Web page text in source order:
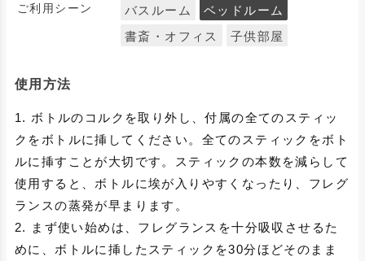
に問題はございませんので、時間の経過とともに変化す
る色味もお楽しみください。
ご利用シーン
バスルーム
ベッドルーム
書斎・オフィス
子供部屋
使用方法
1. ボトルのコルクを取り外し、付属の全てのスティッ
クをボトルに挿してください。全てのスティックをボト
ルに挿すことが大切です。スティックの本数を減らして
使用すると、ボトルに埃が入りやすくなったり、フレグ
ランスの蒸発が早まります。
2. まず使い始めは、フレグランスを十分吸収させるた
めに、ボトルに挿したスティックを30分ほどそのまま